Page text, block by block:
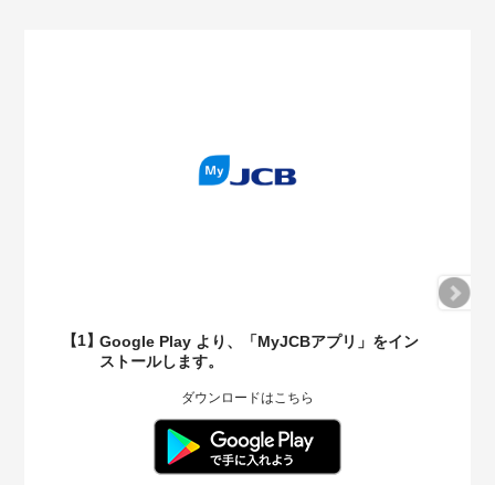
Google Play より、「MyJCBアプリ」をイン
ストールします。
ダウンロードはこちら